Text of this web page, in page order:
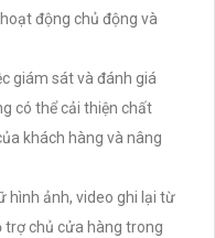
động chủ động và
giám sát và đánh giá
có thể cải thiện chất
khách hàng và nâng
hình ảnh, video ghi lại từ
trợ chủ cửa hàng trong